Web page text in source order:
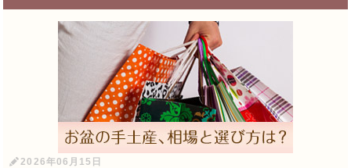
2026年06月15日